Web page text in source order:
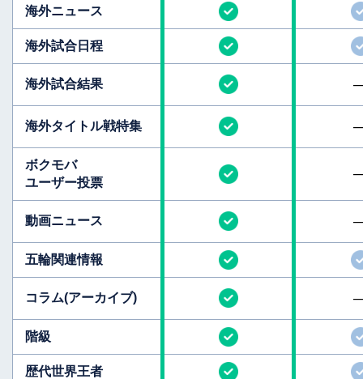
海外ニュース
海外試合日程
海外試合結果
海外タイトル戦特集
ボクモバ
ユーザー投票
動画ニュース
五輪関連情報
コラム(アーカイブ)
階級
歴代世界王者